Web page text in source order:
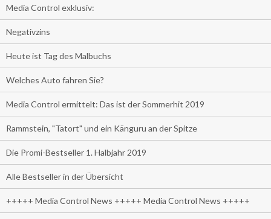
Media Control exklusiv:
Negativzins
Heute ist Tag des Malbuchs
Welches Auto fahren Sie?
Media Control ermittelt: Das ist der Sommerhit 2019
Rammstein, "Tatort" und ein Känguru an der Spitze
Die Promi-Bestseller 1. Halbjahr 2019
Alle Bestseller in der Übersicht
+++++ Media Control News +++++ Media Control News +++++